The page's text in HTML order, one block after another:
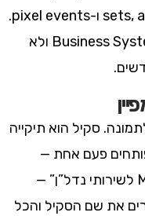
sets, ads, insights, custom audiences ו-pixel events.
רק ודאו ש-token הוא של Business System User ולא
סקיל הוא תיקייה
פעם אחת —
לדוגמה “יצירת קמפיין לידים ב-Meta לשירותי נדל”ן” —
את שם הסקיל והכל